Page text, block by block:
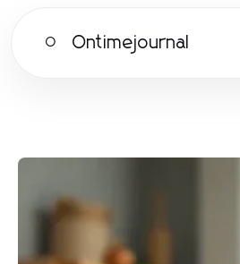
O Ontimejournal